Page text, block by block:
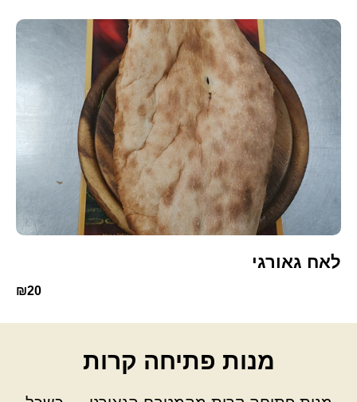
לאח גאורגי
₪20
מנות פתיחה קרות